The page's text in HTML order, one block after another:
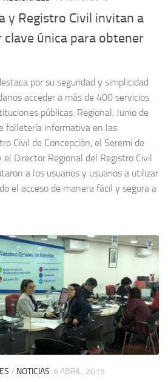
y Registro Civil invitan a
única para obtener
por su seguridad y simplicidad
acceder a más de 400 servicios
públicas. Regional, Junio de
folletería informativa en las
Civil de Concepción, el Seremi de
el Director Regional del Registro Civil
a los usuarios y usuarios a utilizar
el acceso de manera fácil y segura a
/ NOTICIAS 6 ABRIL, 2019